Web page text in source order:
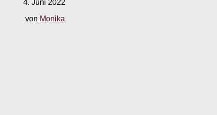
4. Juni 2022
von Monika